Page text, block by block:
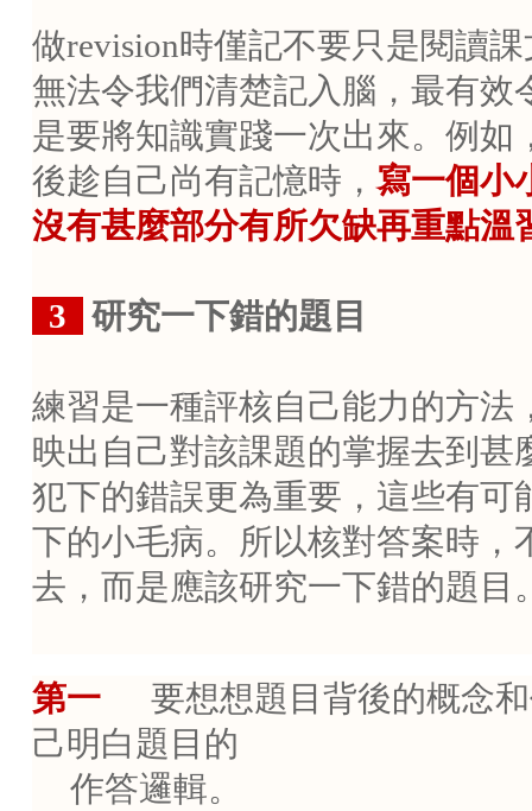
做revision時僅記不要只是閱讀
無法令我們清楚記入腦，最有效
是要將知識實踐一次出來。例如
後趁自己尚有記憶時，寫一個小
沒有甚麼部分有所欠缺再重點溫
3 研究一下錯的題目
練習是一種評核自己能力的方法
映出自己對該課題的掌握去到甚
犯下的錯誤更為重要，這些有可
下的小毛病。所以核對答案時，
去，而是應該研究一下錯的題目
第一
要想想題目背後的概念
己明白題目的
作答邏輯。